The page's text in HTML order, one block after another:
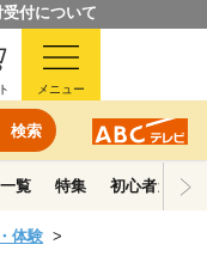
付について
検索
メニュー
覧 特集 初心者ガイド
体験